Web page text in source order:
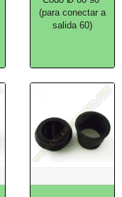
(para conectar a
salida 60)